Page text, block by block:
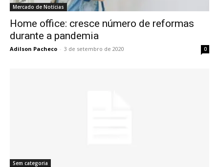
Mercado de Notícias
Home office: cresce número de reformas
durante a pandemia
Adilson Pacheco - 3 de setembro de 2020 0
Sem categoria